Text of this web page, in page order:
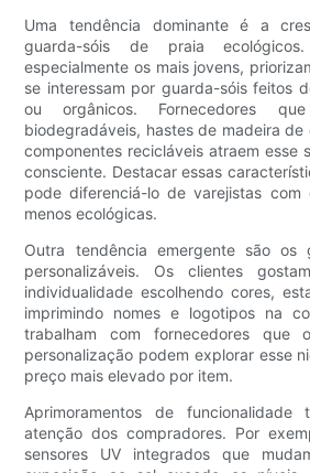
Uma tendência dominante é a
guarda-sóis de praia
especialmente os mais jovens,
se interessam por guarda-sóis feitos
ou orgânicos. Fornecedores
biodegradáveis, hastes de madeira de
componentes recicláveis ​​atraem esse
consciente. Destacar essas
pode diferenciá-lo de varejistas com
menos ecológicas.
Outra tendência emergente são os
personalizáveis. Os clientes
individualidade escolhendo cores,
imprimindo nomes e logotipos na
trabalham com fornecedores que
personalização podem explorar esse
preço mais elevado por item.
Aprimoramentos de funcionalidade
atenção dos compradores. Por
sensores UV integrados que